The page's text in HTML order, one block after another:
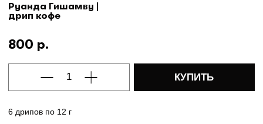
Руанда Гишамву |
дрип кофе
800 р.
КУПИТЬ
6 дрипов по 12 г